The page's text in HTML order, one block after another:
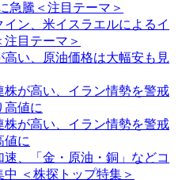
急騰＜注目テーマ＞
イン、米イスラエルによるイ
目テーマ＞
高い、原油価格は大幅安も見
株が高い、イラン情勢を警戒
高値に
株が高い、イラン情勢を警戒
値に
、「金・原油・銅」などコ
＜株探トップ特集＞